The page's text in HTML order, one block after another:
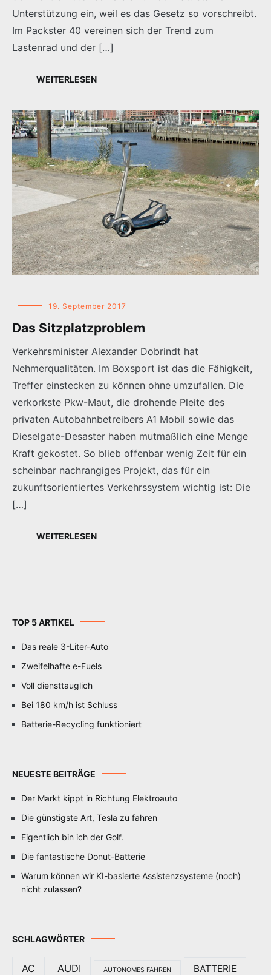
Unterstützung ein, weil es das Gesetz so vorschreibt.
Im Packster 40 vereinen sich der Trend zum
Lastenrad und der […]
WEITERLESEN
19. September 2017
Das Sitzplatzproblem
Verkehrsminister Alexander Dobrindt hat
Nehmerqualitäten. Im Boxsport ist das die Fähigkeit,
Treffer einstecken zu können ohne umzufallen. Die
verkorkste Pkw-Maut, die drohende Pleite des
privaten Autobahnbetreibers A1 Mobil sowie das
Dieselgate-Desaster haben mutmaßlich eine Menge
Kraft gekostet. So blieb offenbar wenig Zeit für ein
scheinbar nachrangiges Projekt, das für ein
zukunftsorientiertes Verkehrssystem wichtig ist: Die
[…]
WEITERLESEN
TOP 5 ARTIKEL
Das reale 3-Liter-Auto
Zweifelhafte e-Fuels
Voll diensttauglich
Bei 180 km/h ist Schluss
Batterie-Recycling funktioniert
NEUESTE BEITRÄGE
Der Markt kippt in Richtung Elektroauto
Die günstigste Art, Tesla zu fahren
Eigentlich bin ich der Golf.
Die fantastische Donut-Batterie
Warum können wir KI-basierte Assistenzsysteme (noch)
nicht zulassen?
SCHLAGWÖRTER
AC AUDI AUTONOMES FAHREN BATTERIE